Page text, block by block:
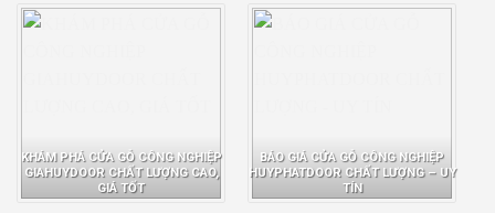
KHÁM PHÁ CỬA GỖ CÔNG NGHIỆP
GIAHUYDOOR CHẤT LƯỢNG CAO,
GIÁ TỐT
BÁO GIÁ CỬA GỖ CÔNG NGHIỆP
HUYPHATDOOR CHẤT LƯỢNG – UY
TÍN